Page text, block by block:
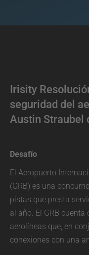
Irisity
seguridad del
Austin Straubel
Desafío
El Aeropuerto
(GRB) es una
pistas que presta
al año. El GRB
aerolíneas que, en
conexiones con una